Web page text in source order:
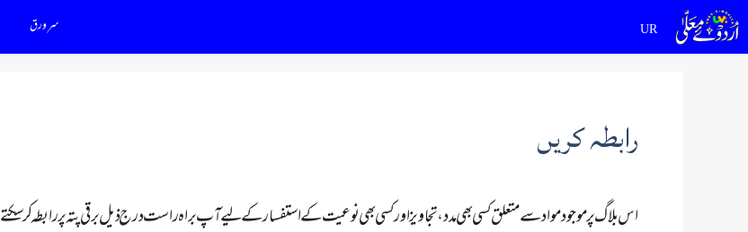
Skip
to
سرِ ورق
رابطہ کریں
اس بلاگ پر موجود مواد سے متعلق کسی بھی مدد، تجاویز اور کسی بھی نوعیت کے استفسار کے لیے آپ براہ راست درج ذیل برقی پتہ پر رابطہ کر سکتے